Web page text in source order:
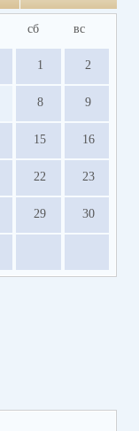
сб вс
1 2
8 9
15 16
22 23
29 30